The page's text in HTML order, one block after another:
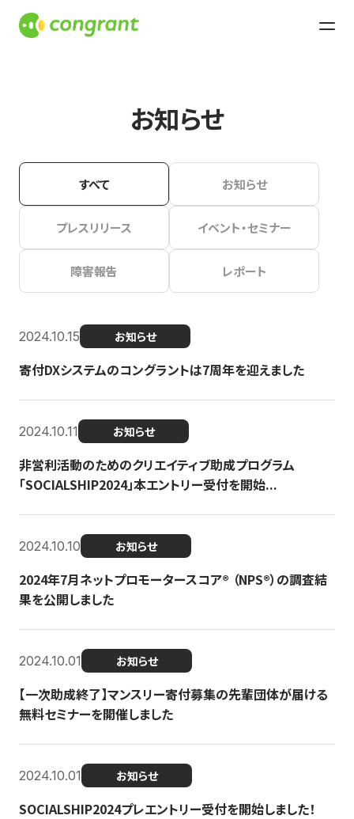
お知らせ
すべて お知らせ
プレスリリース イベント・セミナー
障害報告 レポート
2024.10.15 お知らせ
寄付DXシステムのコングラントは7周年を迎えました
2024.10.11 お知らせ
非営利活動のためのクリエイティブ助成プログラム
「SOCIALSHIP2024」本エントリー受付を開始...
2024.10.10 お知らせ
2024年7月ネットプロモータースコア®︎ （NPS®︎）の調査結
果を公開しました
2024.10.01 お知らせ
【一次助成終了】マンスリー寄付募集の先輩団体が届ける
無料セミナーを開催しました
2024.10.01 お知らせ
SOCIALSHIP2024プレエントリー受付を開始しました！